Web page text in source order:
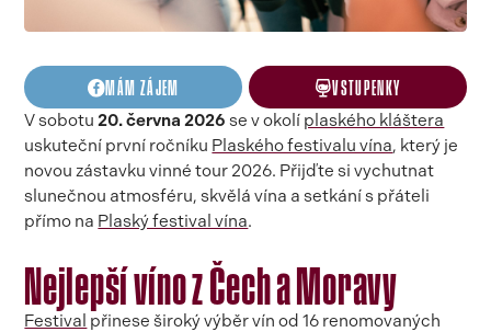
MÁM ZÁJEM
VSTUPENKY
V sobotu20. června 2026 se v okolí plaského kláštera
uskuteční první ročníku Plaského festivalu vína, který je
novou zástavku vinné tour 2026. Přijďte si vychutnat
slunečnou atmosféru, skvělá vína a setkání s přáteli
přímo na Plaský festival vína.
Nejlepší víno z Čech a Moravy
Festival přinese široký výběr vín od 16 renomovaných